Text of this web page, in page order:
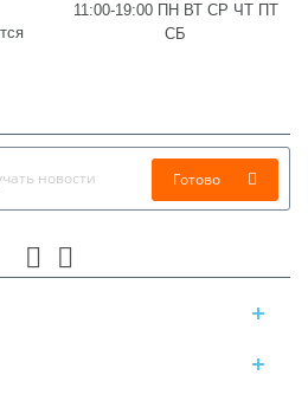
11:00-19:00 ПН ВТ СР ЧТ ПТ
СБ
Готово